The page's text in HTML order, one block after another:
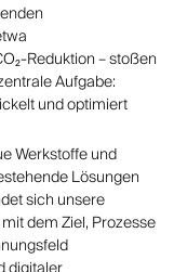
Reduktion – stoßen
Aufgabe:
und optimiert
Werkstoffe und
Lösungen
sich unsere
dem Ziel, Prozesse